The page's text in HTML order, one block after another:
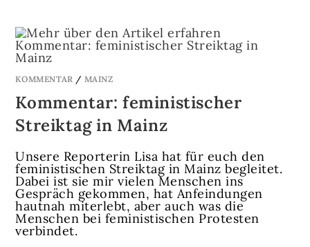
KOMMENTAR / MAINZ
Kommentar: feministischer
Streiktag in Mainz
Unsere Reporterin Lisa hat für euch den
feministischen Streiktag in Mainz begleitet.
Dabei ist sie mir vielen Menschen ins
Gespräch gekommen, hat Anfeindungen
hautnah miterlebt, aber auch was die
Menschen bei feministischen Protesten
verbindet.